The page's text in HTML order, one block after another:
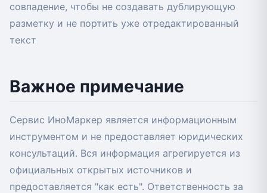
совпадение, чтобы не создавать дублирующую
разметку и не портить уже отредактированный
текст
Важное примечание
Сервис ИноМаркер является информационным
инструментом и не предоставляет юридических
консультаций. Вся информация агрегируется из
официальных открытых источников и
предоставляется "как есть". Ответственность за